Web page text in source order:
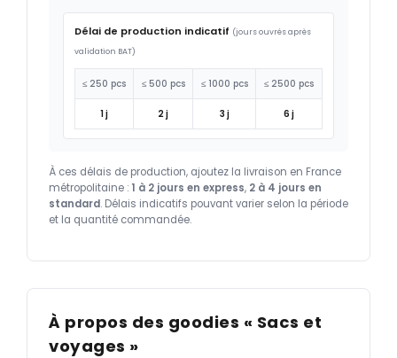
Délai de production indicatif (jours ouvrés après
validation BAT)
≤ 250 pcs ≤ 500 pcs ≤ 1000 pcs ≤ 2500 pcs
1 j 2 j 3 j 6 j
À ces délais de production, ajoutez la livraison en France
métropolitaine : 1 à 2 jours en express, 2 à 4 jours en
standard. Délais indicatifs pouvant varier selon la période
et la quantité commandée.
À propos des goodies « Sacs et
voyages »